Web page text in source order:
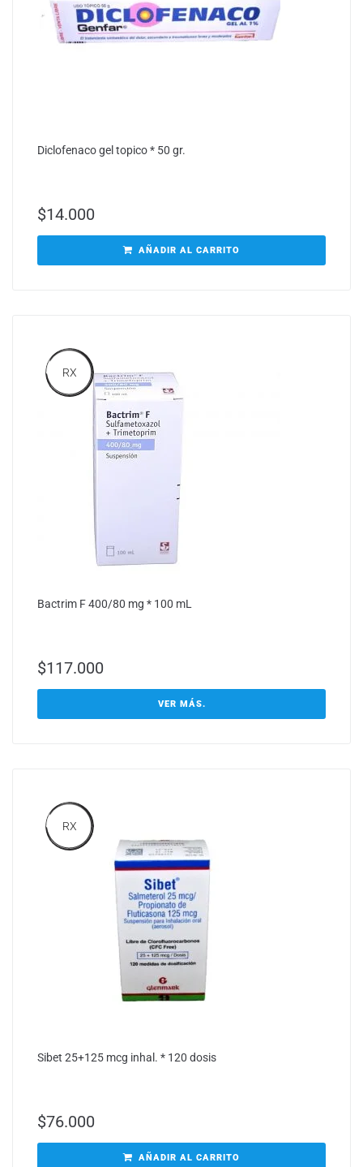
Diclofenaco gel topico * 50 gr.
$14.000
AÑADIR AL CARRITO
RX
Bactrim F 400/80 mg * 100 mL
$117.000
VER MÁS.
RX
Sibet 25+125 mcg inhal. * 120 dosis
$76.000
AÑADIR AL CARRITO